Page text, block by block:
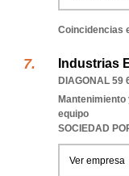
Coincidencias
Industrias
DIAGONAL 59
equipo
SOCIEDAD
Ver empresa